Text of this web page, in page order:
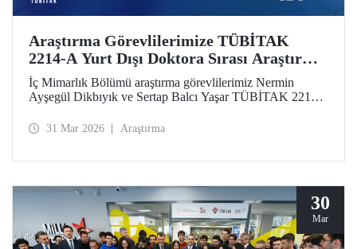
Araştırma Görevlilerimize TÜBİTAK
2214-A Yurt Dışı Doktora Sırası Araştırma
Bursu
İç Mimarlık Bölümü araştırma görevlilerimiz Nermin
Ayşegül Dikbıyık ve Sertap Balcı Yaşar TÜBİTAK 2214-
kazandılar.
31 Mar 2026 Araştırma
30
Mar